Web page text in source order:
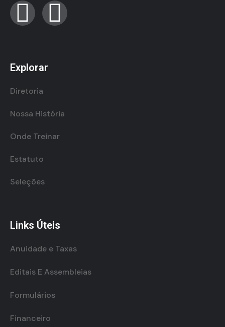
Explorar
Diretoria
Nossa História
Onde Treinar
Estatuto
Seleções
Links Úteis
Anuidade e Taxas
Editais E Assembleias
Formulários
Financeiro